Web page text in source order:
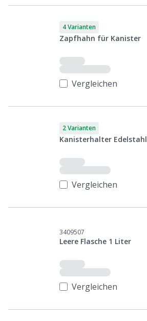
4 Varianten
Zapfhahn für Kanister
Vergleichen
2 Varianten
Kanisterhalter Edelstahl
Vergleichen
3409507
Leere Flasche 1 Liter
Vergleichen